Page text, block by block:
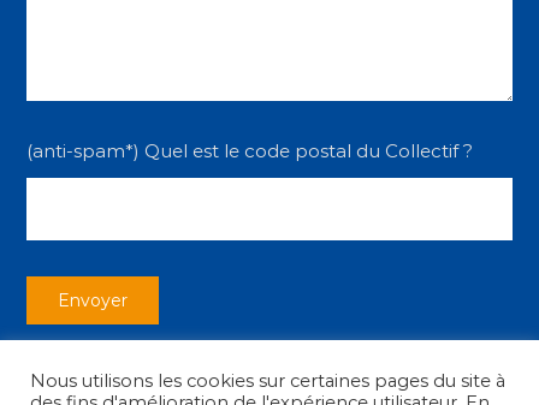
(anti-spam*) Quel est le code postal du Collectif ?
Nous utilisons les cookies sur certaines pages du site à